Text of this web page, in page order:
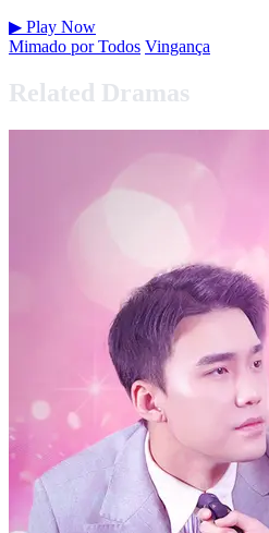
▶ Play Now
Mimado por Todos Vingança
Related Dramas